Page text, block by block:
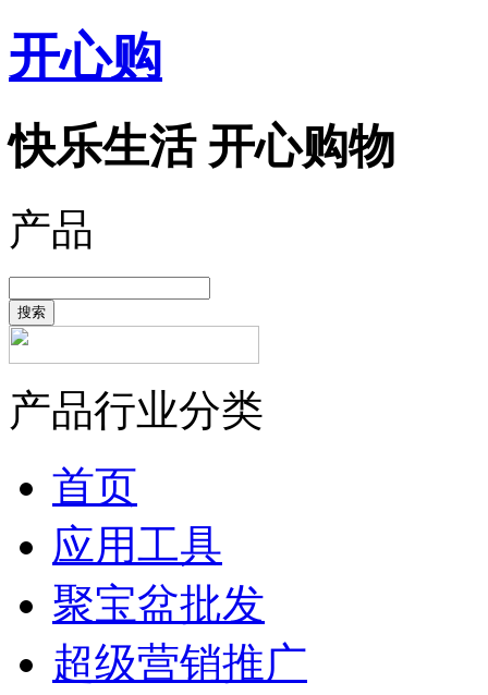
开心购
快乐生活 开心购物
产品
搜索
产品行业分类
首页
应用工具
聚宝盆批发
超级营销推广